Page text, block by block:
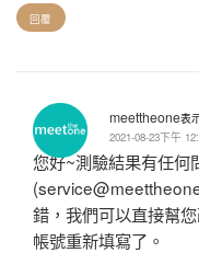
回覆
meettheone表
2021-08-23下午
您好~測驗結果有任何
錯，我們可以直接幫
帳號重新填寫了。